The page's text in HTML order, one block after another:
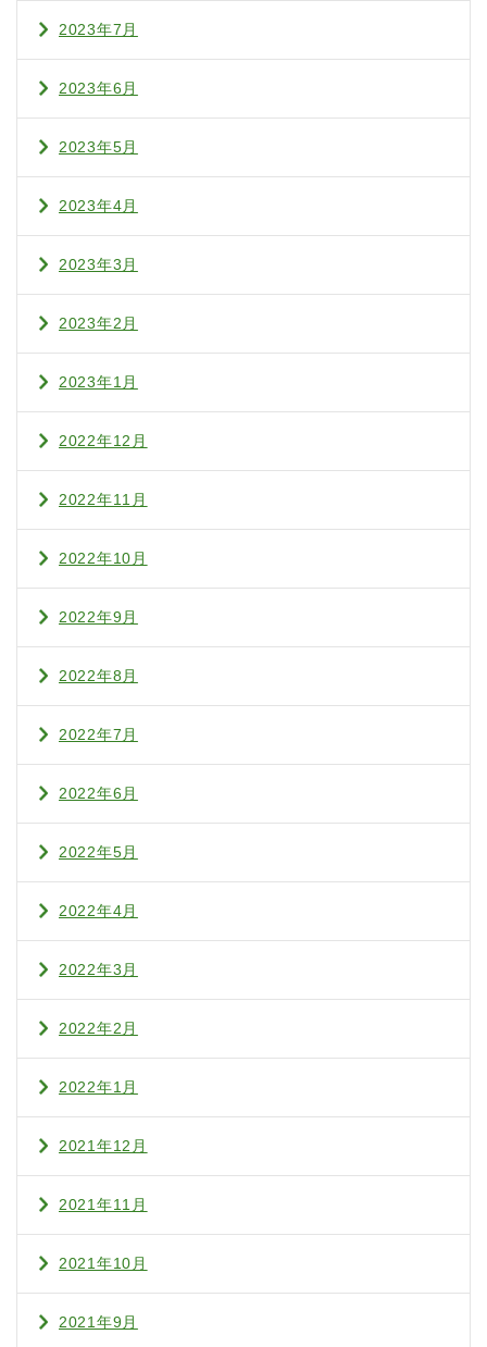
2023年7月
2023年6月
2023年5月
2023年4月
2023年3月
2023年2月
2023年1月
2022年12月
2022年11月
2022年10月
2022年9月
2022年8月
2022年7月
2022年6月
2022年5月
2022年4月
2022年3月
2022年2月
2022年1月
2021年12月
2021年11月
2021年10月
2021年9月